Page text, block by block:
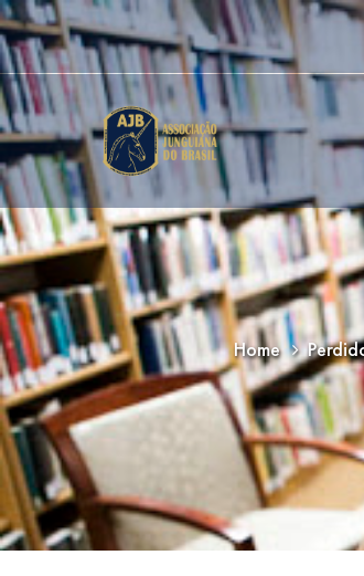
Home